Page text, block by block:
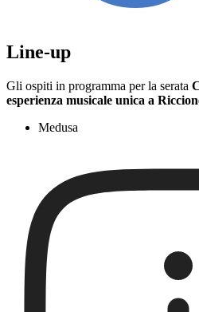
Line-up
Gli ospiti in programma per la serata
esperienza musicale unica a
Medusa